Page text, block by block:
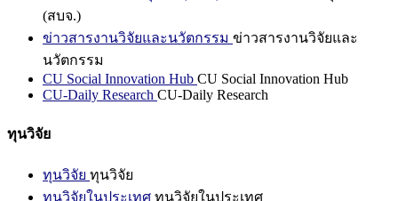
(สบจ.)
ข่าวสารงานวิจัยและนวัตกรรม ข่าวสารงานวิจัยและ
นวัตกรรม
CU Social Innovation Hub CU Social Innovation Hub
CU-Daily Research CU-Daily Research
ทุนวิจัย
ทุนวิจัย ทุนวิจัย
ทุนวิจัยในประเทศ ทุนวิจัยในประเทศ